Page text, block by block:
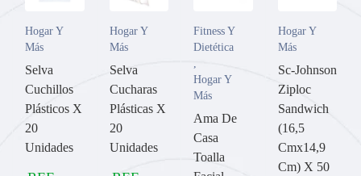
Hogar Y
Más
Selva
Cuchillos
Plásticos X
20
Unidades
Hogar Y
Más
Selva
Cucharas
Plásticas X
20
Unidades
Fitness Y
Dietética
,
Hogar Y
Más
Ama De
Casa
Toalla
Hogar Y
Más
Sc-Johnson
Ziploc
Sandwich
(16,5
Cmx14,9
Cm) X 50